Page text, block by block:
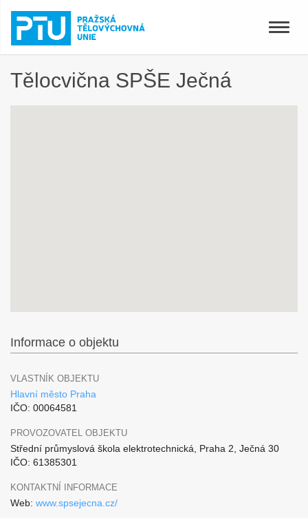
Toggle
Tělocvična SPŠE Ječná
Informace o objektu
VLASTNÍK OBJEKTU
Hlavní město Praha
IČO: 00064581
PROVOZOVATEL OBJEKTU
Střední průmyslová škola elektrotechnická, Praha 2, Ječná 30
IČO: 61385301
KONTAKTNÍ INFORMACE
Web: www.spsejecna.cz/